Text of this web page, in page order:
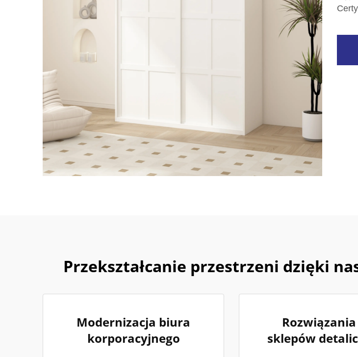
Przekształcanie przestrzeni dzięki
Modernizacja biura
korporacyjnego
sklepów